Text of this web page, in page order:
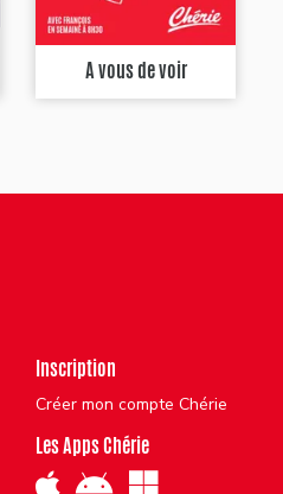
A vous de voir
Inscription
Créer mon compte Chérie
Les Apps Chérie